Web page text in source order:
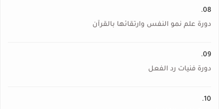
08.
دورة علم نمو النفس وارتقائها بالقرآن
09.
دورة فنيات رد الفعل
10.